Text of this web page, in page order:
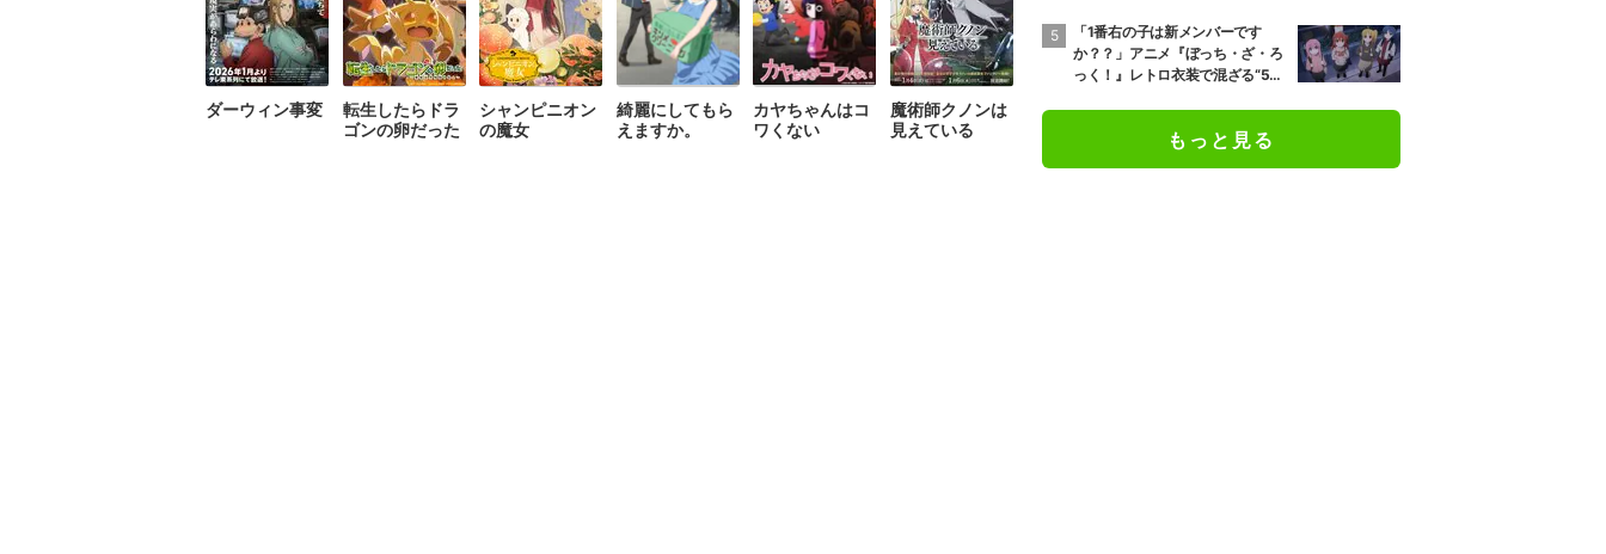
ダーウィン事変
転生したらドラ
ゴンの卵だった
シャンピニオン
の魔女
綺麗にしてもら
えますか。
カヤちゃんはコ
ワくない
魔術師クノンは
見えている
「1番右の子は新メンバーです
か？？」アニメ『ぼっち・ざ・ろ
っく！』レトロ衣装で混ざる“5人
もっと見る